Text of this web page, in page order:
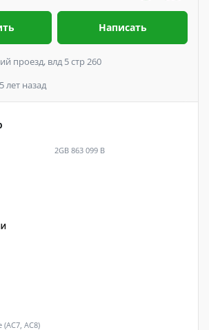
Написать
проезд, влд 5 стр 260
лет назад
2GB 863 099 B
AC8)